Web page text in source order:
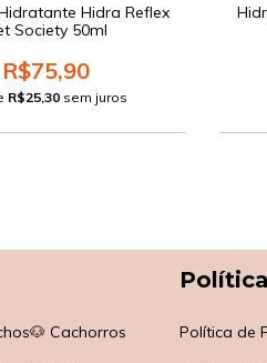
Hidra Reflex
Society 50ml
R$75,90
R$25,30 sem juros
Cachorros Política de